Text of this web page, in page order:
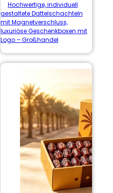
Hochwertige, individuell
gestaltete Dattelschachteln
mit Magnetverschluss,
luxuriöse Geschenkboxen mit
Logo – Großhandel